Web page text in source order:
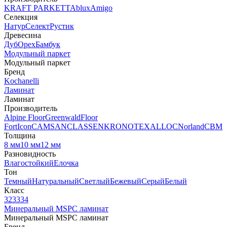
KRAFT PARKETTAbluxAmigo
Селекция
НатурСелектРустик
Древесина
ДубОрехБамбук
Модульный паркет
Модульный паркет
Бренд
Kochanelli
Ламинат
Ламинат
Производитель
Alpine FloorGreenwaldFloor
FortIconCAMSANCLASSENKRONOTEXALLOCNorlandCBM
Толщина
8 мм10 мм12 мм
Разновидность
ВлагостойкийЕлочка
Тон
ТемныйНатуральныйСветлыйБежевыйСерыйБелый
Класс
323334
Минеральный MSPC ламинат
Минеральный MSPC ламинат